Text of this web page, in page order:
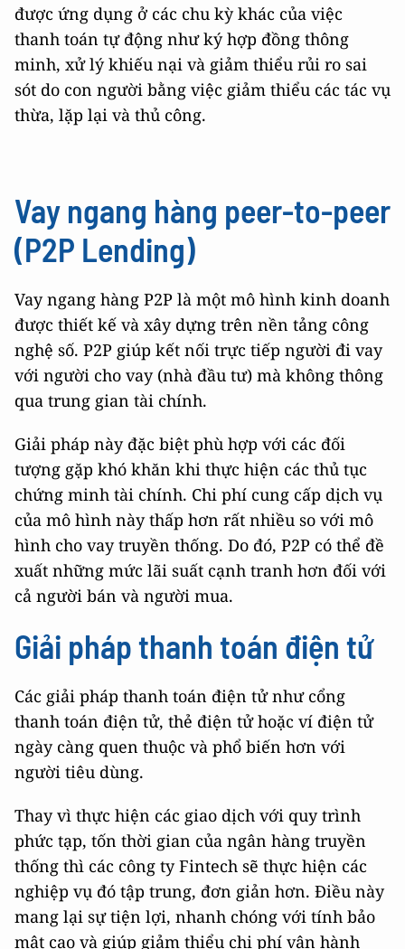
được ứng dụng ở các chu kỳ khác của việc
thanh toán tự động như ký hợp đồng thông
minh, xử lý khiếu nại và giảm thiểu rủi ro sai
sót do con người bằng việc giảm thiểu các tác vụ
thừa, lặp lại và thủ công.
Vay ngang hàng peer-to-peer
(P2P Lending)
Vay ngang hàng P2P là một mô hình kinh doanh
được thiết kế và xây dựng trên nền tảng công
nghệ số. P2P giúp kết nối trực tiếp người đi vay
với người cho vay (nhà đầu tư) mà không thông
qua trung gian tài chính.
Giải pháp này đặc biệt phù hợp với các đối
tượng gặp khó khăn khi thực hiện các thủ tục
chứng minh tài chính. Chi phí cung cấp dịch vụ
của mô hình này thấp hơn rất nhiều so với mô
hình cho vay truyền thống. Do đó, P2P có thể đề
xuất những mức lãi suất cạnh tranh hơn đối với
cả người bán và người mua.
Giải pháp thanh toán điện tử
Các giải pháp thanh toán điện tử như cổng
thanh toán điện tử, thẻ điện tử hoặc ví điện tử
ngày càng quen thuộc và phổ biến hơn với
người tiêu dùng.
Thay vì thực hiện các giao dịch với quy trình
phức tạp, tốn thời gian của ngân hàng truyền
thống thì các công ty Fintech sẽ thực hiện các
nghiệp vụ đó tập trung, đơn giản hơn. Điều này
mang lại sự tiện lợi, nhanh chóng với tính bảo
mật cao và giúp giảm thiểu chi phí vận hành